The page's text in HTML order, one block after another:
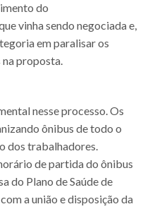
do
vinha sendo negociada e,
em paralisar os
na proposta.
nesse processo. Os
ônibus de todo o
dos trabalhadores.
de partida do ônibus
do Plano de Saúde de
a união e disposição da